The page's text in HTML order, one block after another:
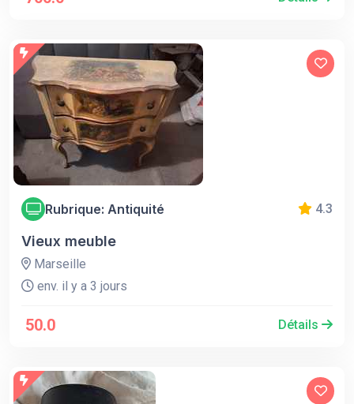
Rubrique: Antiquité 4.3
Vieux meuble
Marseille
env. il y a 3 jours
50.0 Détails